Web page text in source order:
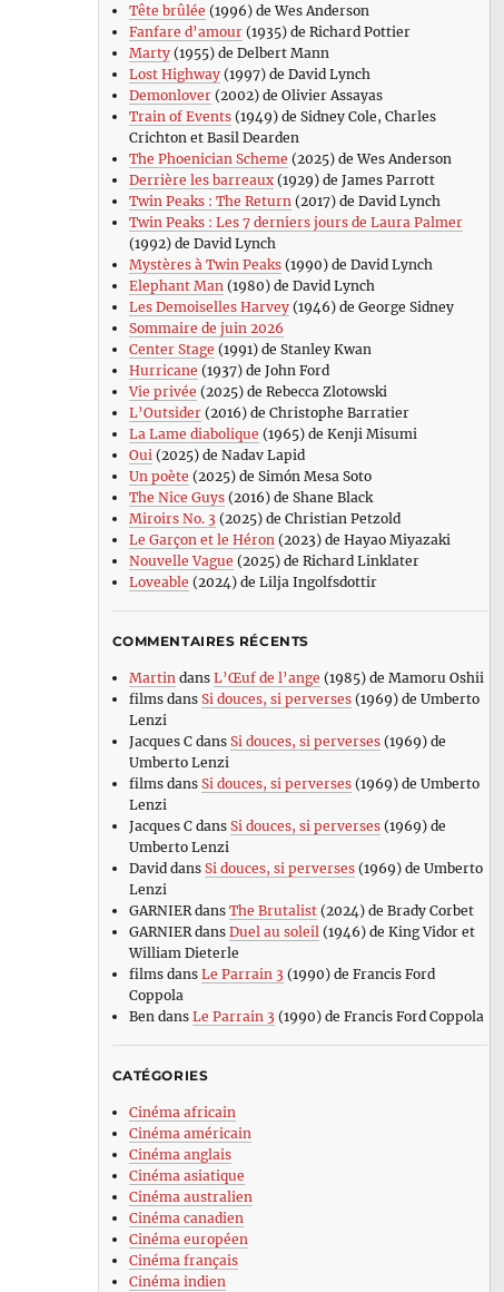
Tête brûlée (1996) de Wes Anderson
Fanfare d’amour(1935) de Richard Pottier
Marty(1955) de Delbert Mann
Lost Highway(1997) de David Lynch
Demonlover(2002) de Olivier Assayas
Train of Events(1949) de Sidney Cole, Charles
Crichton et Basil Dearden
The Phoenician Scheme (2025) de Wes Anderson
Derrière les barreaux(1929) de James Parrott
Twin Peaks : The Return(2017) de David Lynch
Twin Peaks : Les 7 derniers jours de Laura Palmer
(1992) de David Lynch
Mystères à Twin Peaks(1990) de David Lynch
Elephant Man(1980) de David Lynch
Les Demoiselles Harvey(1946) de George Sidney
Sommaire de juin 2026
Center Stage (1991) de Stanley Kwan
Hurricane (1937) de John Ford
Vie privée (2025) de Rebecca Zlotowski
L’Outsider(2016) de Christophe Barratier
La Lame diabolique (1965) de Kenji Misumi
Oui(2025) de Nadav Lapid
Un poète (2025) de Simón Mesa Soto
The Nice Guys(2016) de Shane Black
Miroirs No. 3 (2025) de Christian Petzold
Le Garçon et le Héron(2023) de Hayao Miyazaki
Nouvelle Vague (2025) de Richard Linklater
Loveable (2024) de Lilja Ingolfsdottir
COMMENTAIRES RÉCENTS
Martin dans L’Œuf de l’ange (1985) de Mamoru Oshii
filmsdans Si douces, si perverses(1969) de Umberto
Lenzi
Jacques Cdans Si douces, si perverses(1969) de
Umberto Lenzi
filmsdans Si douces, si perverses(1969) de Umberto
Lenzi
Jacques Cdans Si douces, si perverses(1969) de
Umberto Lenzi
David dans Si douces, si perverses(1969) de Umberto
Lenzi
GARNIERdans The Brutalist(2024) de Brady Corbet
GARNIERdans Duel au soleil (1946) de King Vidor et
William Dieterle
filmsdans Le Parrain 3 (1990) de Francis Ford
Coppola
Ben dans Le Parrain 3 (1990) de Francis Ford Coppola
CATÉGORIES
Cinéma africain
Cinéma américain
Cinéma anglais
Cinéma asiatique
Cinéma australien
Cinéma canadien
Cinéma européen
Cinéma français
Cinéma indien